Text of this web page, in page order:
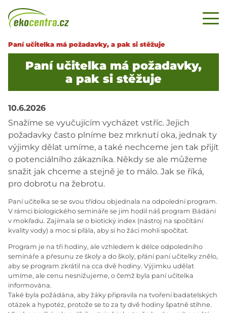
Paní učitelka má požadavky, a pak si stěžuje
Paní učitelka má požadavky,
a pak si stěžuje
10.6.2026
Snažíme se vyučujícím vycházet vstříc. Jejich
požadavky často plníme bez mrknutí oka, jednak ty
výjimky dělat umíme, a také nechceme jen tak přijít
o potenciálního zákazníka. Někdy se ale můžeme
snažit jak chceme a stejně je to málo. Jak se říká,
pro dobrotu na žebrotu.
Paní učitelka se se svou třídou objednala na odpolední program.
V rámci biologického semináře se jim hodil náš program Bádání
v mokřadu. Zajímala se o biotický index (nástroj na spočítání
kvality vody) a moc si přála, aby si ho žáci mohli spočítat.
Program je na tři hodiny, ale vzhledem k délce odpoledního
semináře a přesunu ze školy a do školy, přání paní učitelky znělo,
aby se program zkrátil na cca dvě hodiny. Výjimku udělat
umíme, ale cenu nesnižujeme, o čemž byla paní učitelka
informována.
Také byla požádána, aby žáky připravila na tvoření badatelských
otázek a hypotéz, protože se to za ty dvě hodiny špatně stihne.